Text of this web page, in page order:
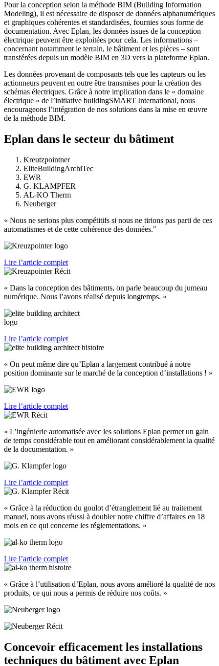
Pour la conception selon la méthode BIM (Building Information
Modeling), il est nécessaire de disposer de données alphanumériques
et graphiques cohérentes et standardisées, fournies sous forme de
documentation. Avec Eplan, les données issues de la conception
électrique peuvent être exploitées pour cela. Les informations –
concernant notamment le terrain, le bâtiment et les pièces – sont
transférées depuis un modèle BIM en 3D vers la plateforme Eplan.
Les données provenant de composants tels que les capteurs ou les
actionneurs peuvent en outre être transmises pour la création des
schémas électriques. Grâce à notre implication dans le « domaine
électrique » de l’initiative buildingSMART International, nous
encourageons l’intégration de nos solutions dans la mise en œuvre
de la méthode BIM.
Eplan dans le secteur du bâtiment
Kreutzpointner
EliteBuildingArchiTec
EWR
G. KLAMPFER
AL-KO Therm
Neuberger
« Nous ne serions plus compétitifs si nous ne tirions pas parti de ces
automatismes et de cette cohérence des données."
Lire l’article complet
« Dans la conception des bâtiments, on parle beaucoup du jumeau
numérique. Nous l’avons réalisé depuis longtemps. »
Lire l’article complet
« On peut même dire qu’Eplan a largement contribué à notre
position dominante sur le marché de la conception d’installations ! »
Lire l’article complet
« L’ingénierie automatisée avec les solutions Eplan permet un gain
de temps considérable tout en améliorant considérablement la qualité
de la documentation. »
Lire l’article complet
« Grâce à la réduction du goulot d’étranglement lié au traitement
manuel, nous avons réussi à doubler notre chiffre d’affaires en 18
mois en ce qui concerne les réglementations. »
Lire l’article complet
« Grâce à l’utilisation d’Eplan, nous avons amélioré la qualité de nos
produits, ce qui nous a permis de réduire nos coûts. »
Concevoir efficacement les installations
techniques du bâtiment avec Eplan